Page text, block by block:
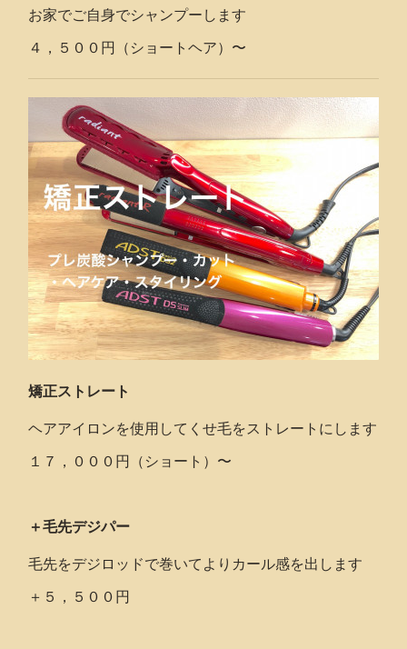
お家でご自身でシャンプーします
４，５００円（ショートヘア）〜
矯正ストレート
ヘアアイロンを使用してくせ毛をストレートにします
１７，０００円（ショート）〜
＋毛先デジパー
毛先をデジロッドで巻いてよりカール感を出します
＋５，５００円